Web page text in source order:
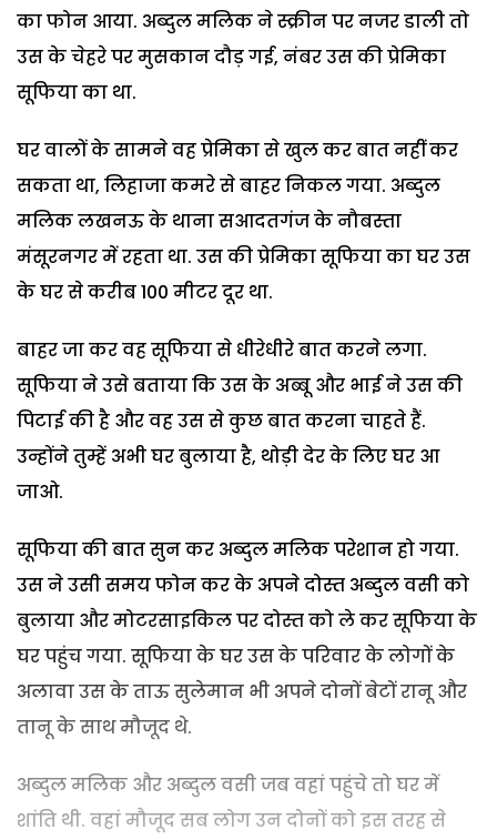
का फोन आया. अब्दुल मलिक ने स्क्रीन पर नजर डाली तो
उस के चेहरे पर मुसकान दौड़ गई, नंबर उस की प्रेमिका
सूफिया का था.
घर वालों के सामने वह प्रेमिका से खुल कर बात नहीं कर
सकता था, लिहाजा कमरे से बाहर निकल गया. अब्दुल
मलिक लखनऊ के थाना सआदतगंज के नौबस्ता
मंसूरनगर में रहता था. उस की प्रेमिका सूफिया का घर उस
के घर से करीब 100 मीटर दूर था.
बाहर जा कर वह सूफिया से धीरेधीरे बात करने लगा.
सूफिया ने उसे बताया कि उस के अब्बू और भाई ने उस की
पिटाई की है और वह उस से कुछ बात करना चाहते हैं.
उन्होंने तुम्हें अभी घर बुलाया है, थोड़ी देर के लिए घर आ
जाओ.
सूफिया की बात सुन कर अब्दुल मलिक परेशान हो गया.
उस ने उसी समय फोन कर के अपने दोस्त अब्दुल वसी को
बुलाया और मोटरसाइकिल पर दोस्त को ले कर सूफिया के
घर पहुंच गया. सूफिया के घर उस के परिवार के लोगों के
अलावा उस के ताऊ सुलेमान भी अपने दोनों बेटों रानू और
तानू के साथ मौजूद थे.
अब्दुल मलिक और अब्दुल वसी जब वहां पहुंचे तो घर में
शांति थी. वहां मौजूद सब लोग उन दोनों को इस तरह से